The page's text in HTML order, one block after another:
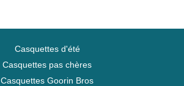
Casquettes d'été
Casquettes pas chères
Casquettes Goorin Bros